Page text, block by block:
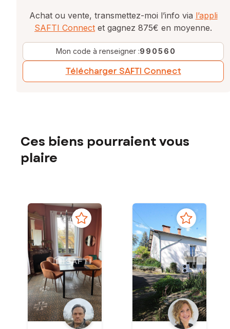
Achat ou vente, transmettez-moi l’info via l’appli
SAFTI Connect et gagnez 875€ en moyenne.
Mon code à renseigner :990560
Télécharger SAFTI Connect
Ces biens pourraient vous
plaire